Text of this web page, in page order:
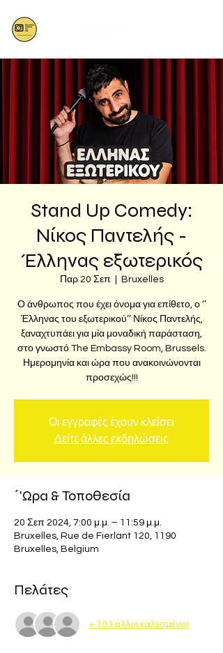
Stand Up Comedy:
Νίκος Παντελής -
Έλληνας εξωτερικός
Παρ 20 Σεπ Bruxelles
Ο άνθρωπος που έχει όνομα για επίθετο, ο ‘’
Έλληνας του εξωτερικού’’ Νίκος Παντελής,
ξαναχτυπάει για μία μοναδική παράσταση,
στο γνωστό The Embassy Room, Brussels.
Ημερομηνία και ώρα που ανακοινώνονται
προσεχώς!!!
Οι εγγραφές έχουν κλείσει
Δείτε άλλες εκδηλώσεις
΄'Ωρα & Τοποθεσία
20 Σεπ 2024, 7:00 μ.μ. – 11:59 μ.μ.
Bruxelles, Rue de Fierlant 120, 1190
Bruxelles, Belgium
Πελάτες
+ 103 άλλοι καλεσμένοι